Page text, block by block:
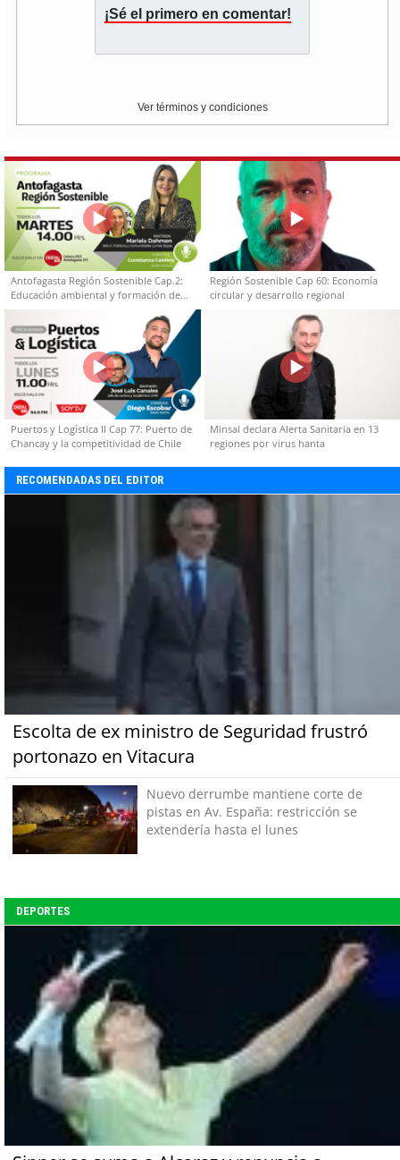
¡Sé el primero en comentar!
Ver términos y condiciones
Antofagasta Región Sostenible Cap.2:
Educación ambiental y formación de
capacidades técnicas
Región Sostenible Cap 60: Economía
circular y desarrollo regional
Puertos y Logística II Cap 77: Puerto de
Chancay y la competitividad de Chile
Minsal declara Alerta Sanitaria en 13
regiones por virus hanta
RECOMENDADAS DEL EDITOR
Escolta de ex ministro de Seguridad frustró
portonazo en Vitacura
Nuevo derrumbe mantiene corte de
pistas en Av. España: restricción se
extendería hasta el lunes
DEPORTES